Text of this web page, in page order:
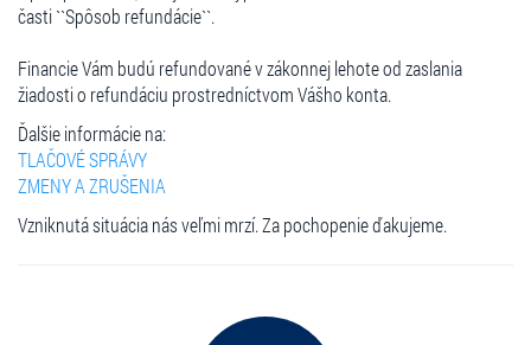
časti ``Spôsob refundácie``.
Financie Vám budú refundované v zákonnej lehote od zaslania
žiadosti o refundáciu prostredníctvom Vášho konta.
Ďalšie informácie na:
TLAČOVÉ SPRÁVY
ZMENY A ZRUŠENIA
Vzniknutá situácia nás veľmi mrzí. Za pochopenie ďakujeme.